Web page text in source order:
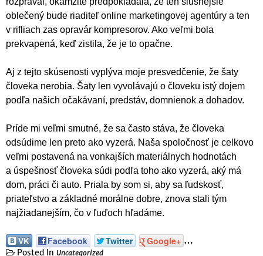
oblečený bude riaditeľ online marketingovej agentúry a ten
v rifliach zas opravár kompresorov. Ako veľmi bola
prekvapená, keď zistila, že je to opačne.
Aj z tejto skúsenosti vyplýva moje presvedčenie, že šaty
človeka nerobia. Šaty len vyvolávajú o človeku istý dojem
podľa našich očakávaní, predstáv, domnienok a dohadov.
Príde mi veľmi smutné, že sa často stáva, že človeka
odsúdime len preto ako vyzerá. Naša spoločnosť je celkovo
veľmi postavená na vonkajších materiálnych hodnotách
a úspešnosť človeka súdi podľa toho ako vyzerá, aký má
dom, práci či auto. Priala by som si, aby sa ľudskosť,
priateľstvo a základné morálne dobre, znova stali tým
najžiadanejším, čo v ľuďoch hľadáme.
VK Facebook Twitter Google+ …
Posted In Uncategorized